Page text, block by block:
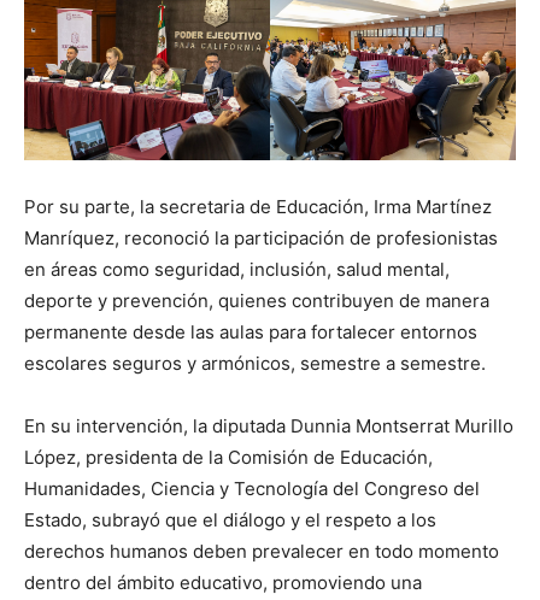
Por su parte, la secretaria de Educación, Irma Martínez
Manríquez, reconoció la participación de profesionistas
en áreas como seguridad, inclusión, salud mental,
deporte y prevención, quienes contribuyen de manera
permanente desde las aulas para fortalecer entornos
escolares seguros y armónicos, semestre a semestre.
En su intervención, la diputada Dunnia Montserrat Murillo
López, presidenta de la Comisión de Educación,
Humanidades, Ciencia y Tecnología del Congreso del
Estado, subrayó que el diálogo y el respeto a los
derechos humanos deben prevalecer en todo momento
dentro del ámbito educativo, promoviendo una